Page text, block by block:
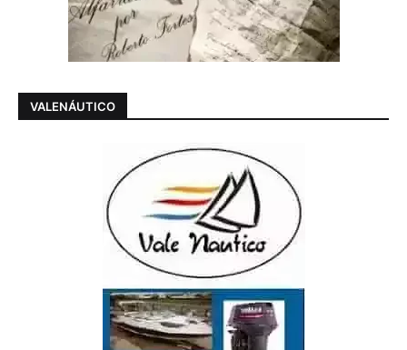
VALENÁUTICO